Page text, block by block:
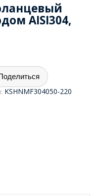
AISI304,
KSHNMF304050-220